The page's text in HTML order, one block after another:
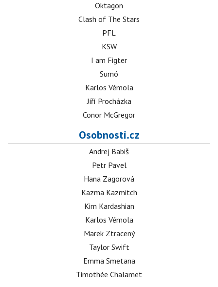
Oktagon
Clash of The Stars
PFL
KSW
I am Figter
Sumó
Karlos Vémola
Jiří Procházka
Conor McGregor
Osobnosti.cz
Andrej Babiš
Petr Pavel
Hana Zagorová
Kazma Kazmitch
Kim Kardashian
Karlos Vémola
Marek Ztracený
Taylor Swift
Emma Smetana
Timothée Chalamet